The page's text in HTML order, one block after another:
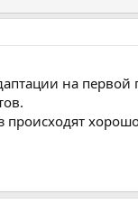
на первой
происходят